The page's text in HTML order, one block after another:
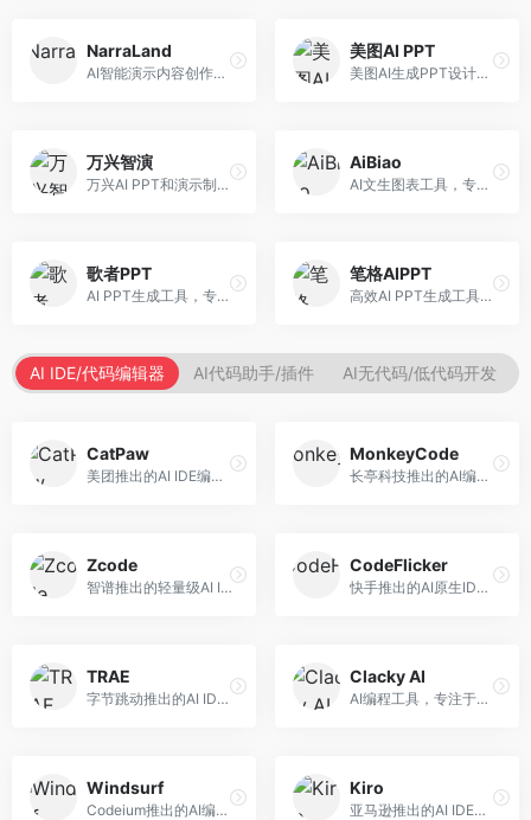
NarraLand
AI智能演示内容创作平台，专注于叙事演示。面向内容创作者，提供故事创作、演示生成、动画设计等服务，演示内容生动有趣。
美图AI PPT
美图AI生成PPT设计工具，整合图像处理能力。面向设计师和职场人士，提供PPT生成、图片美化、设计优化等服务，视觉设计美观。
万兴智演
万兴AI PPT和演示制作软件，整合视频演示功能。面向职场人士和教育工作者，提供PPT生成、演示录制、视频制作等服务，演示功能完善。
AiBiao
AI文生图表工具，专注于数据可视化展示。面向数据分析师和职场人士，提供图表生成、数据可视化、PPT嵌入等服务，数据展示专业。
歌者PPT
AI PPT生成工具，专注于演示文稿智能创作。面向职场人士，支持主题输入、内容生成、设计美化等功能，PPT制作效率高。
笔格AIPPT
高效AI PPT生成工具，专注于演示文稿智能创作。面向职场人士，支持主题输入、内容生成、设计美化等功能，PPT制作效率高。
AI IDE/代码编辑器 AI代码助手/插件 AI无代码/低代码开发
CatPaw
美团推出的AI IDE编程工具，专注于本地开发生态。面向开发者，提供智能代码补全、代码生成、项目管理等服务，本地开发体验好。
MonkeyCode
长亭科技推出的AI编程助手，专注于安全开发。面向开发者，提供代码生成、安全检测、漏洞修复等服务，安全开发能力强。
Zcode
智谱推出的轻量级AI IDE，基于GLM模型。面向开发者，提供智能代码补全、代码生成、错误检测等服务，中文编程支持好。
CodeFlicker
快手推出的AI原生IDE，专注于短视频相关开发。面向快手生态开发者，提供代码生成、调试辅助等服务，与快手开发生态深度整合。
TRAE
字节跳动推出的AI IDE编程工具，深度集成大模型能力。面向开发者，提供智能代码补全、代码解释、重构优化等服务，编程效率显著提升。
Clacky AI
AI编程工具，专注于代码智能生成与优化。面向开发者，提供代码生成、代码重构、错误修复等服务，编程效率高。
Windsurf
Codeium推出的AI编程工具，专注于代码智能辅助。面向开发者，提供代码补全、代码生成、代码解释等服务，多语言支持完善。
Kiro
亚马逊推出的AI IDE，深度整合AWS云服务。面向AWS开发者，提供代码生成、云服务集成、部署自动化等服务，与AWS生态无缝衔接。